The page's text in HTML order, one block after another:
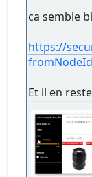
ca semble
https://
Et il en